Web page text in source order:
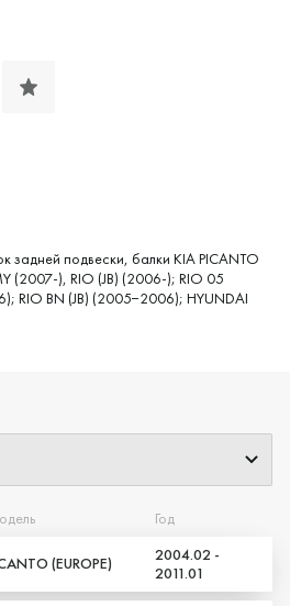
Нет, выбрать другой
задней подвески, балки KIA PICANTO
(2007-), RIO (JB) (2006-); RIO 05
RIO BN (JB) (2005−2006); HYUNDAI
Год
(EUROPE)
2004.02 -
2011.01